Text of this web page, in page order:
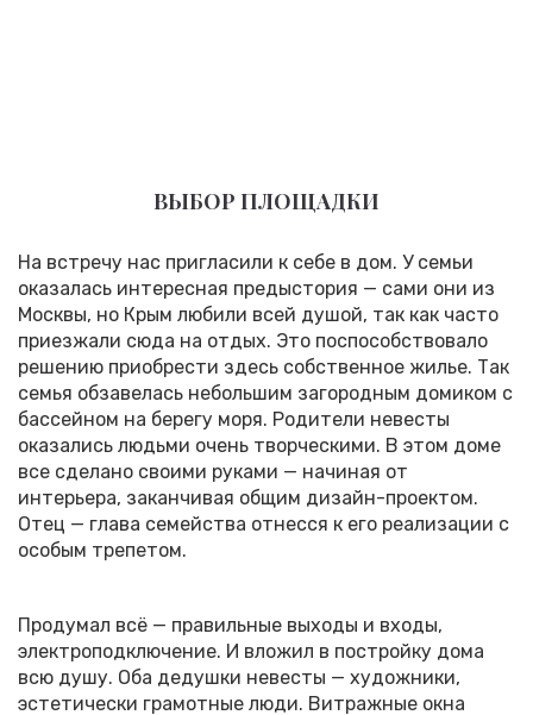
ВЫБОР ПЛОЩАДКИ
На встречу нас пригласили к себе в дом. У семьи
оказалась интересная предыстория — сами они из
Москвы, но Крым любили всей душой, так как часто
приезжали сюда на отдых. Это поспособствовало
решению приобрести здесь собственное жилье. Так
семья обзавелась небольшим загородным домиком с
бассейном на берегу моря. Родители невесты
оказались людьми очень творческими. В этом доме
все сделано своими руками — начиная от
интерьера, заканчивая общим дизайн-проектом.
Отец — глава семейства отнесся к его реализации с
особым трепетом.
Продумал всё — правильные выходы и входы,
электроподключение. И вложил в постройку дома
всю душу. Оба дедушки невесты — художники,
эстетически грамотные люди. Витражные окна